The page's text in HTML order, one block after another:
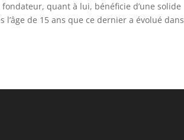
quant à lui, bénéficie d’une solide
de 15 ans que ce dernier a évolué dans